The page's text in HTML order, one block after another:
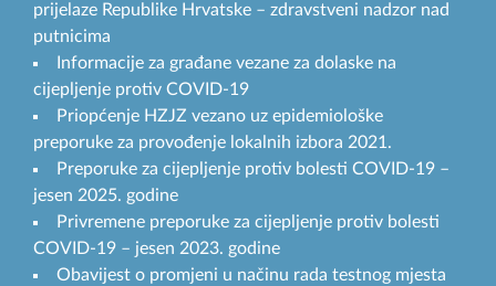
prijelaze Republike Hrvatske – zdravstveni nadzor nad
putnicima
Informacije za građane vezane za dolaske na
cijepljenje protiv COVID-19
Priopćenje HZJZ vezano uz epidemiološke
preporuke za provođenje lokalnih izbora 2021.
Preporuke za cijepljenje protiv bolesti COVID-19 –
jesen 2025. godine
Privremene preporuke za cijepljenje protiv bolesti
COVID-19 – jesen 2023. godine
Obavijest o promjeni u načinu rada testnog mjesta